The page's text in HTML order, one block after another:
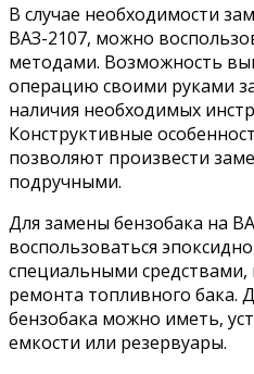
В случае необходимости
ВАЗ-2107, можно
методами. Возможность
операцию своими руками
наличия необходимых
Конструктивные
позволяют произвести
подручными.
Для замены бензобака на
воспользоваться
специальными
ремонта топливного бака.
бензобака можно иметь,
емкости или резервуары.